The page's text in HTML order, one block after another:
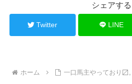
シェアする
Twitter LINE
ホーム 一口馬主やっており〼。